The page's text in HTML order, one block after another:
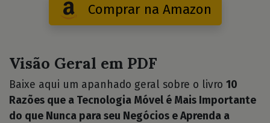
Comprar na Amazon
Visão Geral em PDF
Baixe aqui um apanhado geral sobre o livro 10
Razões que a Tecnologia Móvel é Mais Importante
do que Nunca para seu Negócios e Aprenda a